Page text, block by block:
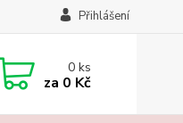
Přihlášení
0ks
za 0 Kč